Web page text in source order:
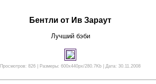
Бентли от Ив Зараут
Лучший бэби
Просмотров: 826 | Размеры: 600x440px/280.7Kb | Дата: 30.11.2008